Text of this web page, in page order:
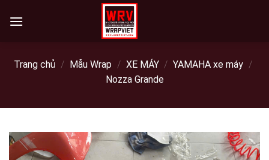
Trang chủ / Mẫu Wrap / XE MÁY / YAMAHA xe máy /
Nozza Grande